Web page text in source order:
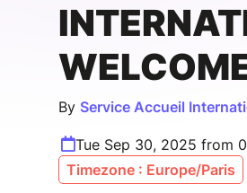
By Service Accueil
Tue Sep 30, 2025 from
Timezone : Europe/Paris